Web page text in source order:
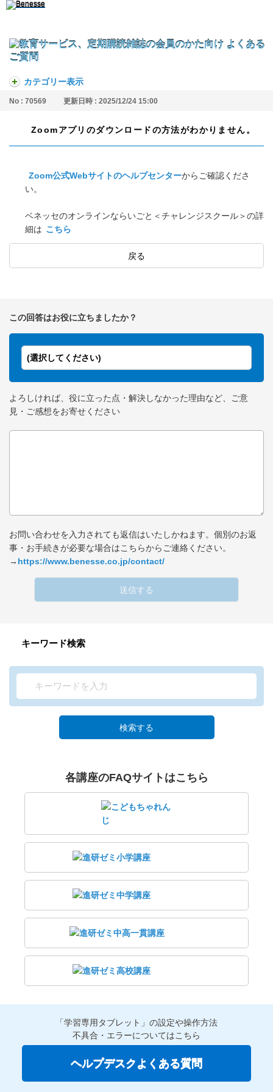
カテゴリー表示
No : 70569 更新日時 : 2025/12/24 15:00
Zoomアプリのダウンロードの方法がわかりません。
Zoom公式Webサイトのヘルプセンターからご確認くださ
い。
ベネッセのオンラインならいごと＜チャレンジスクール＞の詳
細は こちら
戻る
この回答はお役に立ちましたか？
(選択してください)
よろしければ、役に立った点・解決しなかった理由など、ご意
見・ご感想をお寄せください
お問い合わせを入力されても返信はいたしかねます。個別のお返
事・お手続きが必要な場合はこちらからご連絡ください。
→ https://www.benesse.co.jp/contact/
送信する
キーワード検索
検索する
各講座のFAQサイトはこちら
「学習専用タブレット」の設定や操作方法
不具合・エラーについてはこちら
ヘルプデスクよくある質問